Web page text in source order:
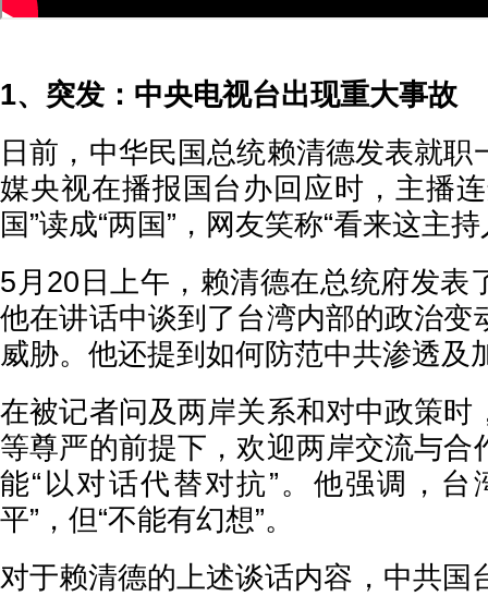
1、突发：中央电视台出现重大事故
日前，中华民国总统赖清德发表就职
媒央视在播报国台办回应时，主播
国”读成“两国”，网友笑称“看来这主
5月20日上午，赖清德在总统府发表
他在讲话中谈到了台湾内部的政治变
威胁。他还提到如何防范中共渗透及
在被记者问及两岸关系和对中政策时
等尊严的前提下，欢迎两岸交流与合
能“以对话代替对抗”。他强调，台
平”，但“不能有幻想”。
对于赖清德的上述谈话内容，中共国